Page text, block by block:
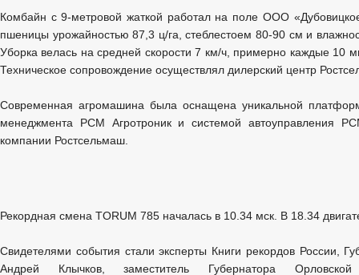
Комбайн с 9-метровой жаткой работал на поле ООО
пшеницы урожайностью 87,3 ц/га, стеблестоем 80-90 см и
Уборка велась на средней скорости 7 км/ч, примерно каждые 10
Техническое сопровождение осуществлял дилерский центр
Современная агромашина была оснащена уникальной
менеджмента РСМ Агротроник и системой автоуправления
компании Ростсельмаш.
Рекордная смена TORUM 785 началась в 10.34 мск. В 18.34
Свидетелями события стали эксперты Книги рекордов России,
Андрей Клычков, заместитель Губернатора